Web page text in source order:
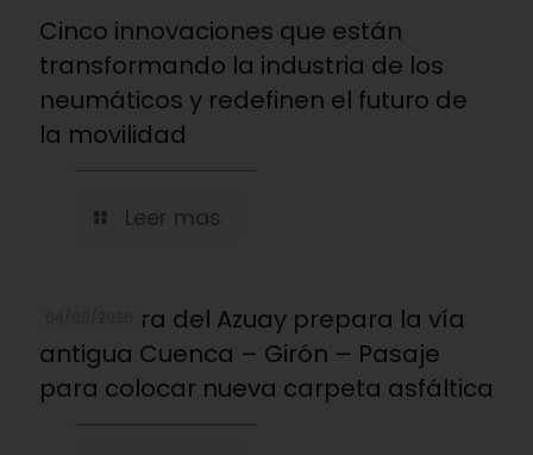
Cinco innovaciones que están
transformando la industria de los
neumáticos y redefinen el futuro de
la movilidad
Leer mas
Prefectura del Azuay prepara la vía
antigua Cuenca – Girón – Pasaje
para colocar nueva carpeta asfáltica